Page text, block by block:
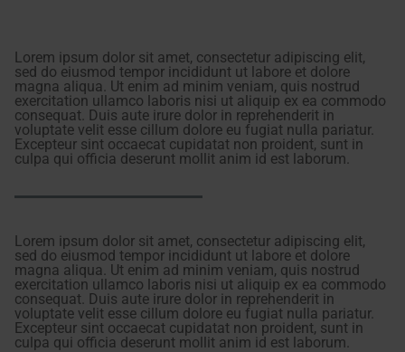
Lorem ipsum dolor sit amet, consectetur adipiscing elit,
sed do eiusmod tempor incididunt ut labore et dolore
magna aliqua. Ut enim ad minim veniam, quis nostrud
exercitation ullamco laboris nisi ut aliquip ex ea commodo
consequat. Duis aute irure dolor in reprehenderit in
voluptate velit esse cillum dolore eu fugiat nulla pariatur.
Excepteur sint occaecat cupidatat non proident, sunt in
culpa qui officia deserunt mollit anim id est laborum.
Lorem ipsum dolor sit amet, consectetur adipiscing elit,
sed do eiusmod tempor incididunt ut labore et dolore
magna aliqua. Ut enim ad minim veniam, quis nostrud
exercitation ullamco laboris nisi ut aliquip ex ea commodo
consequat. Duis aute irure dolor in reprehenderit in
voluptate velit esse cillum dolore eu fugiat nulla pariatur.
Excepteur sint occaecat cupidatat non proident, sunt in
culpa qui officia deserunt mollit anim id est laborum.